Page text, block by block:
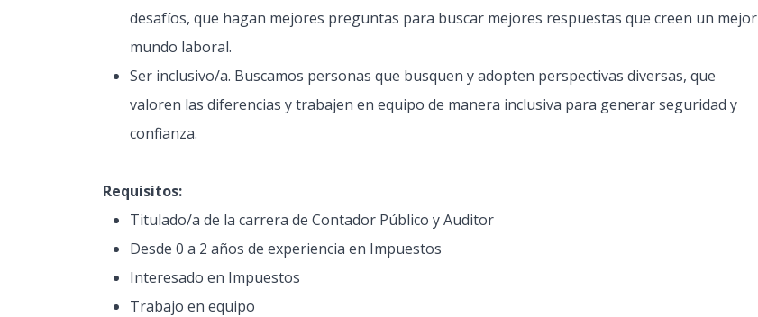
desafíos, que hagan mejores preguntas para buscar mejores respuestas que creen un mejor
mundo laboral.
Ser inclusivo/a. Buscamos personas que busquen y adopten perspectivas diversas, que
valoren las diferencias y trabajen en equipo de manera inclusiva para generar seguridad y
confianza.
Requisitos:
Titulado/a de la carrera de Contador Público y Auditor
Desde 0 a 2 años de experiencia en Impuestos
Interesado en Impuestos
Trabajo en equipo